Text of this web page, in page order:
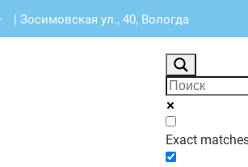
| Зосимовская ул., 40, Вологда
Exact